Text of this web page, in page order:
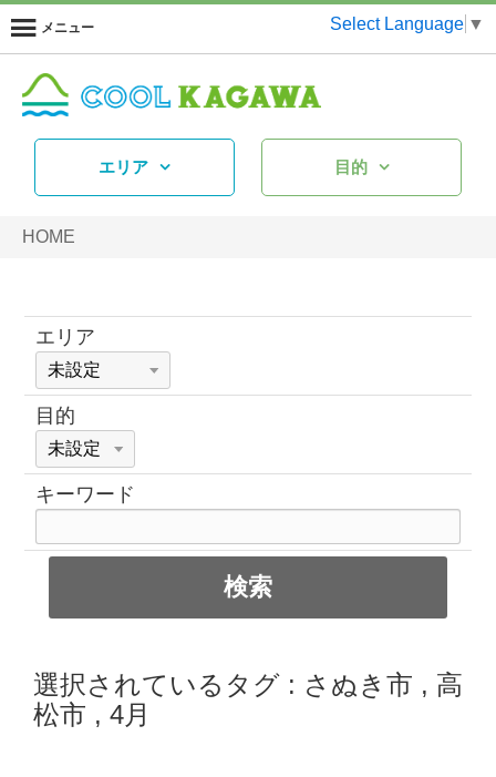
メニュー Select Language ▼
エリア 目的
HOME
エリア
目的
キーワード
選択されているタグ : さぬき市 , 高
松市 , 4月